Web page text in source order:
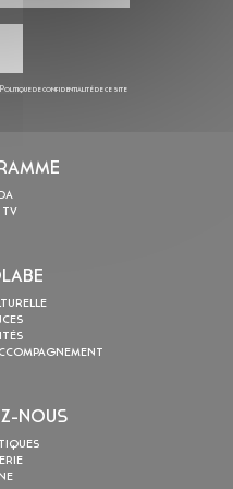
Politique de confidentialitéde ce site
TV
NOUS